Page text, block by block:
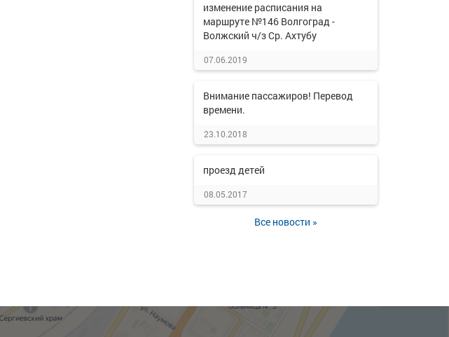
изменение расписания на
маршруте №146 Волгоград -
Волжский ч/з Ср. Ахтубу
07.06.2019
Внимание пассажиров! Перевод
времени.
23.10.2018
проезд детей
08.05.2017
Все новости »